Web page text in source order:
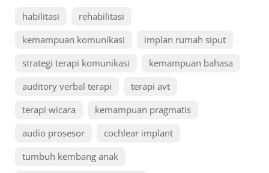
habilitasi
rehabilitasi
kemampuan komunikasi
implan rumah siput
strategi terapi komunikasi
kemampuan bahasa
auditory verbal terapi
terapi avt
terapi wicara
kemampuan pragmatis
audio prosesor
cochlear implant
tumbuh kembang anak